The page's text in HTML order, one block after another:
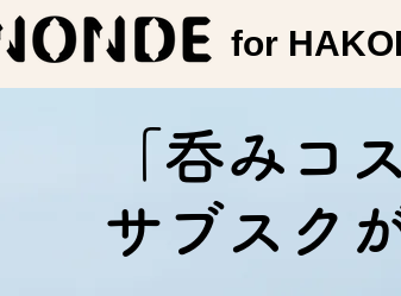
for
「呑みコ
サブスク